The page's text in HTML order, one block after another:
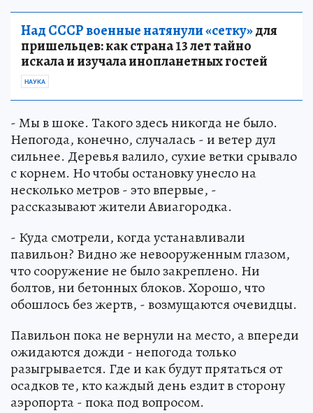
Над СССР военные натянули «сетку»для
пришельцев: как страна 13 лет тайно
искала и изучала инопланетных гостей
НАУКА
- Мы в шоке. Такого здесь никогда не было.
Непогода, конечно, случалась - и ветер дул
сильнее. Деревья валило, сухие ветки срывало
с корнем. Но чтобы остановку унесло на
несколько метров - это впервые, -
рассказывают жители Авиагородка.
- Куда смотрели, когда устанавливали
павильон? Видно же невооруженным глазом,
что сооружение не было закреплено. Ни
болтов, ни бетонных блоков. Хорошо, что
обошлось без жертв, - возмущаются очевидцы.
Павильон пока не вернули на место, а впереди
ожидаются дожди - непогода только
разыгрывается. Где и как будут прятаться от
осадков те, кто каждый день ездит в сторону
аэропорта - пока под вопросом.